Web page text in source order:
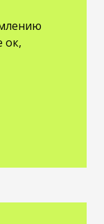
ок,